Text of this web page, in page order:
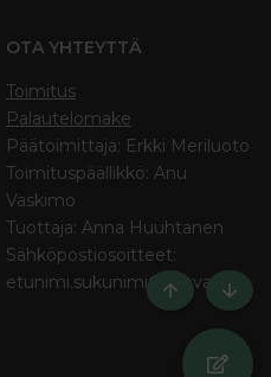
OTA YHTEYTTÄ
Toimitus
Palautelomake
Päätoimittaja: Erkki Meriluoto
Toimituspäällikkö: Anu
Vaskimo
Tuottaja: Anna Huuhtanen
Sähköpostiosoitteet:
etunimi.sukunimi@otava.fi
Ylös